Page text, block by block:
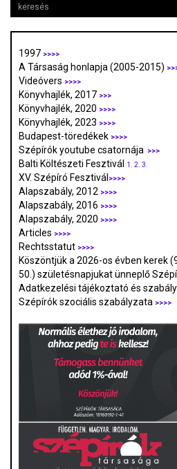
1997 >>>>
A Társaság honlapja (2005-2015)
Videóvers >>>>
Könyvhajlék, 2017 >>>
Könyvhajlék, 2020 >>>>
Könyvhajlék, 2023 >>>>
Budapest-töredékek >>>>
Szépírók youtube csatornája >>>
Balti Költészeti Fesztivál 1. 2. 3.
XV. Szépíró Fesztivál >>>>
Alapszabály, 2012 >>>>
Alapszabály, 2016 >>>>
Alapszabály, 2020 >>>>
Articles >>>>
Rechtsstatut >>>>
Köszöntjük a 2026-os évben kerek
50.) születésnapjukat ünneplő
Adatkezelési tájékoztató és
Szépírók szociális szabályzata >>>>